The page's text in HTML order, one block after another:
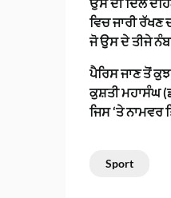
ਵਿਚ ਜਾਰੀ ਰੱਖਣ
ਜੋ ਉਸ ਦੇ ਤੀਜੇ
ਪੈਰਿਸ ਜਾਣ ਤੋਂ
ਕੁਸ਼ਤੀ ਮਹਾਸੰਘ
ਜਿਸ ‘ਤੇ
Sport